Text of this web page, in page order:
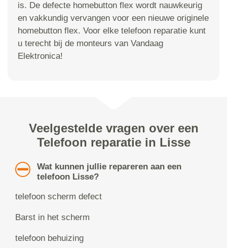
is. De defecte homebutton flex wordt nauwkeurig
en vakkundig vervangen voor een nieuwe originele
homebutton flex. Voor elke telefoon reparatie kunt
u terecht bij de monteurs van Vandaag
Elektronica!
Veelgestelde vragen over een
Telefoon reparatie in Lisse
Wat kunnen jullie repareren aan een
telefoon Lisse?
telefoon scherm defect
Barst in het scherm
telefoon behuizing